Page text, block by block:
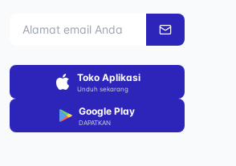
Toko Aplikasi
Unduh sekarang
Google Play
DAPATKAN